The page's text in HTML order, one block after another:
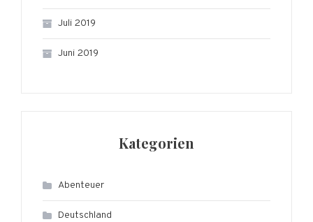
Juli 2019
Juni 2019
Kategorien
Abenteuer
Deutschland